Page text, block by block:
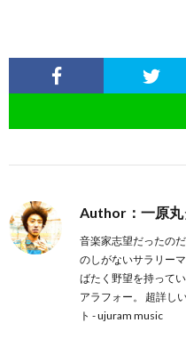
Author：一原丸
音楽家志望だったの
のしがないサラリー
ばたく野望を持って
アラフォー。 超詳し
ト -ujuram music